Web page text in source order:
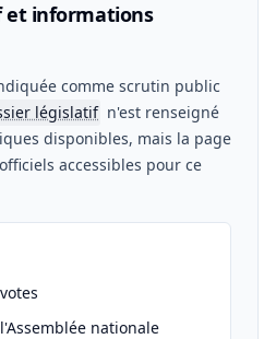
et informations
comme scrutin public
législatif n'est renseigné
disponibles, mais la page
accessibles pour ce
nationale